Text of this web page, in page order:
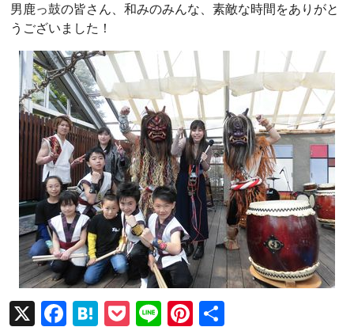
男鹿っ鼓の皆さん、和みのみんな、素敵な時間をありがと
うございました！
X
F
H
P
Li
Pi